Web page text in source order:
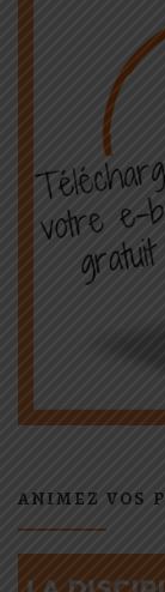
ANIMEZ VOS